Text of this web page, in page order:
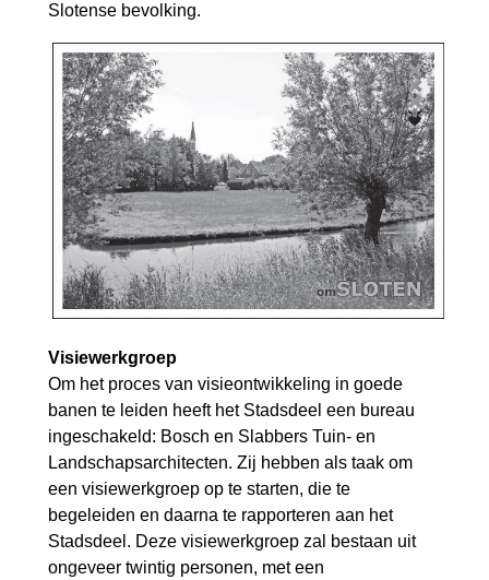
Slotense bevolking.
Visiewerkgroep
Om het proces van visieontwikkeling in goede
banen te leiden heeft het Stadsdeel een bureau
ingeschakeld: Bosch en Slabbers Tuin- en
Landschapsarchitecten. Zij hebben als taak om
een visiewerkgroep op te starten, die te
begeleiden en daarna te rapporteren aan het
Stadsdeel. Deze visiewerkgroep zal bestaan uit
ongeveer twintig personen, met een